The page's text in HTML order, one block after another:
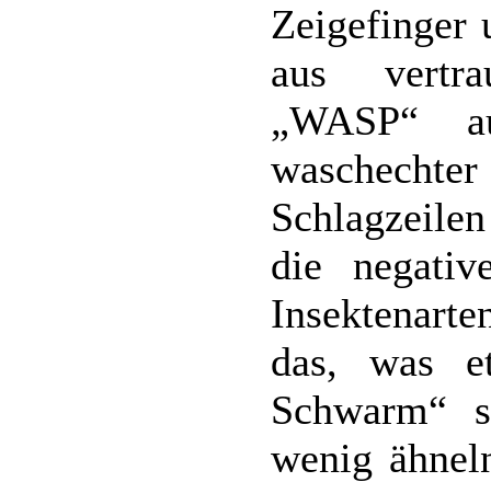
Zeigefinger
aus
„WASP“
die
das, was
Schwarm“
wenig